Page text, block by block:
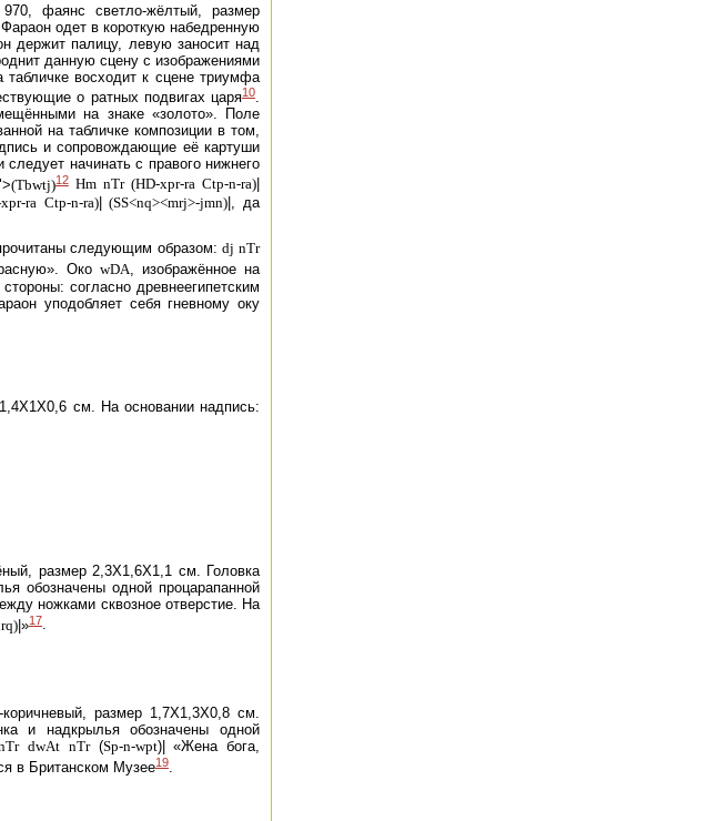
фаянс светло-жёлтый, размер
одет в короткую набедренную
держит палицу, левую заносит над
данную сцену с изображениями
восходит к сцене триумфа
о ратных подвигах царя10.
на знаке «золото». Поле
на табличке композиции в том,
и сопровождающие её картуши
начинать с правого нижнего
(Tbwtj)12 Hm nTr (HD-xpr-ra Ctp-n-ra)
ra Ctp-n-ra)|(SS<nq><mrj>-jmn)|, да
следующим образом: dj nTr
ОкоwDA , изображённое на
согласно древнеегипетским
уподобляет себя гневному оку
см. На основании надпись:
размер 2,3X1,6X1,1 см. Головка
обозначены одной процарапанной
ножками сквозное отверстие. На
|»17.
размер 1,7X1,3X0,8 см.
и надкрылья обозначены одной
dwAt nTr(Sp-n-wpt)| «Жена бога,
в Британском Музее19